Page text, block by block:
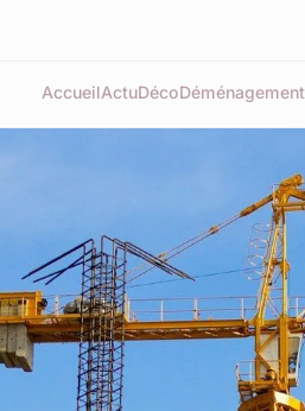
AccueilActuDécoDéménagement